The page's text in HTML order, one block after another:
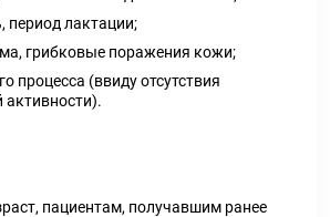
период лактации;
грибковые поражения кожи;
процесса (ввиду отсутствия
активности).
пациентам, получавшим ранее